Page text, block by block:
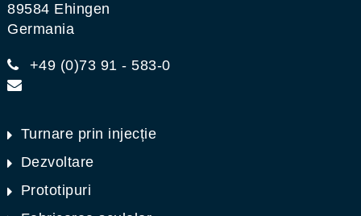
89584 Ehingen
Germania
+49 (0)73 91 - 583-0
Turnare prin injecție
Dezvoltare
Prototipuri